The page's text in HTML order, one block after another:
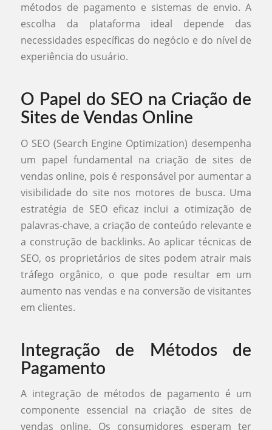
métodos de pagamento e sistemas de envio. A
escolha da plataforma ideal depende das
necessidades específicas do negócio e do nível de
experiência do usuário.
O Papel do SEO na Criação de
Sites de Vendas Online
O SEO (Search Engine Optimization) desempenha
um papel fundamental na criação de sites de
vendas online, pois é responsável por aumentar a
visibilidade do site nos motores de busca. Uma
estratégia de SEO eficaz inclui a otimização de
palavras-chave, a criação de conteúdo relevante e
a construção de backlinks. Ao aplicar técnicas de
SEO, os proprietários de sites podem atrair mais
tráfego orgânico, o que pode resultar em um
aumento nas vendas e na conversão de visitantes
em clientes.
Integração de Métodos de
Pagamento
A integração de métodos de pagamento é um
componente essencial na criação de sites de
vendas online. Os consumidores esperam ter